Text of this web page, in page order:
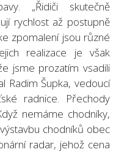
„Řidiči skutečně
rychlost až postupně
zpomalení jsou různé
realizace je však
jsme prozatím vsadili
Radim Šupka, vedoucí
radnice. Přechody
nemáme chodníky,
chodníků obec
radar, jehož cena